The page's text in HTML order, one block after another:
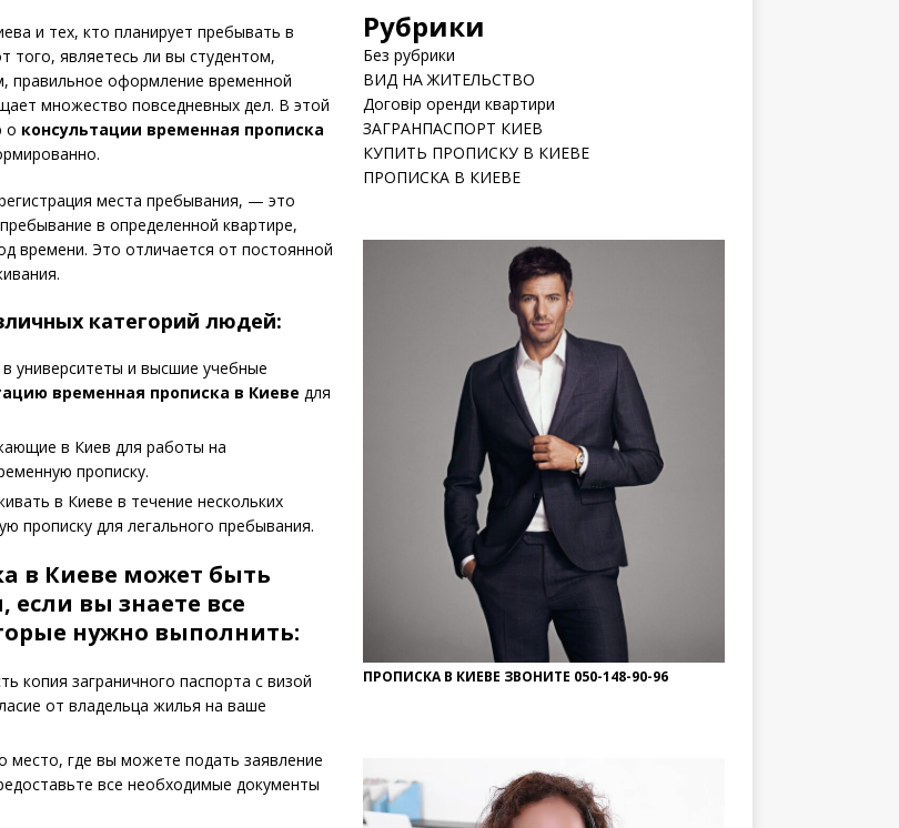
и тех, кто планирует пребывать в
того, являетесь ли вы студентом,
правильное оформление временной
множество повседневных дел. В этой
о консультации временная прописка
места пребывания, — это
в определенной квартире,
времени. Это отличается от постоянной
категорий людей:
университеты и высшие учебные
временная прописка в Киеве для
в Киев для работы на
прописку.
в Киеве в течение нескольких
прописку для легального пребывания.
в Киеве может быть
вы знаете все
нужно выполнить:
копия заграничного паспорта с визой
от владельца жилья на ваше
где вы можете подать заявление
все необходимые документы
Рубрики
Без рубрики
ВИД НА ЖИТЕЛЬСТВО
Договір оренди квартири
ЗАГРАНПАСПОРТ КИЕВ
КУПИТЬ ПРОПИСКУ В КИЕВЕ
ПРОПИСКА В КИЕВЕ
ПРОПИСКА В КИЕВЕ ЗВОНИТЕ 050-148-90-96